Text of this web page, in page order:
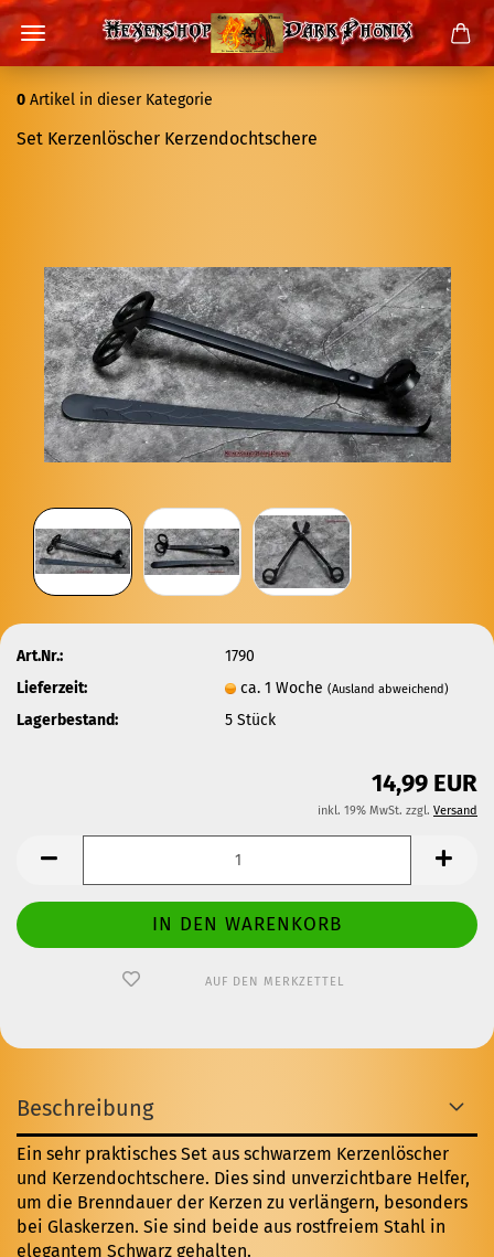
0 Artikel in dieser Kategorie
Set Ker­zen­lö­scher Ker­zen­docht­sche­re
Art.Nr.:
1790
Lieferzeit:
ca. 1 Woche(Ausland abweichend)
Lagerbestand: 5Stück
14,99 EUR
inkl. 19% MwSt. zzgl. Versand
AUF DEN MERKZETTEL
Beschreibung
Ein sehr praktisches Set aus schwarzem Kerzenlöscher
und Kerzendochtschere. Dies sind unverzichtbare Helfer,
um die Brenndauer der Kerzen zu verlängern, besonders
bei Glaskerzen. Sie sind beide aus rostfreiem Stahl in
elegantem Schwarz gehalten.